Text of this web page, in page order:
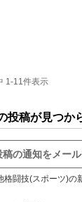
1-11件表示
投稿が見つか
稿の通知をメー
格闘技(スポーツ)の